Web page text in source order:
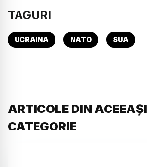
TAGURI
UCRAINA NATO SUA
ARTICOLE DIN ACEEAȘI
CATEGORIE